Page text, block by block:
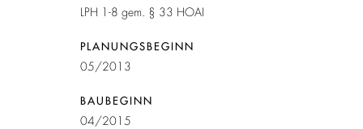
LPH 1-8 gem. § 33 HOAI
PLANUNGSBEGINN
05/2013
BAUBEGINN
04/2015